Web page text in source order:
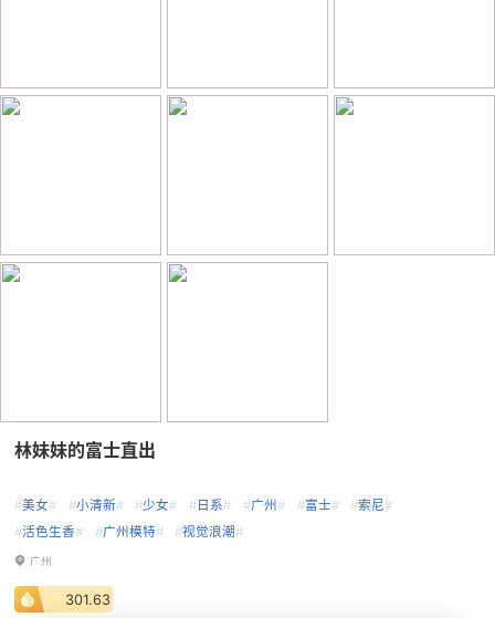
林妹妹的富士直出
#美女# #小清新# #少女# # 日系# #广州 # #富士# #索尼#
#活色生香# #广州模特# #视觉浪潮#
广州
301.63